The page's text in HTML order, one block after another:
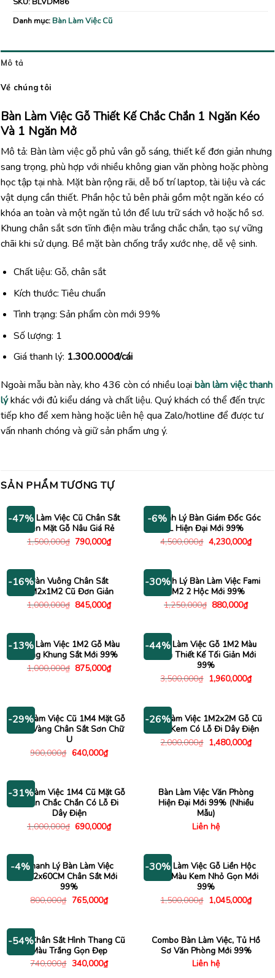
Danh mục:Bàn Làm Việc Cũ
Mô tả
Về chúng tôi
Bàn Làm Việc Gỗ Thiết Kế Chắc Chắn 1 Ngăn Kéo
Và 1 Ngăn Mở
Mô tả: Bàn làm việc gỗ phủ vân gỗ sáng, thiết kế đơn giản nhưng
sang trọng, phù hợp với nhiều không gian văn phòng hoặc phòng
học tập tại nhà. Mặt bàn rộng rãi, dễ bố trí laptop, tài liệu và các
vật dụng cần thiết. Phần hộc tủ bên phải gồm một ngăn kéo có
khóa an toàn và một ngăn tủ lớn để lưu trữ sách vở hoặc hồ sơ.
Khung chân sắt sơn tĩnh điện màu trắng chắc chắn, tạo sự vững
chãi khi sử dụng. Bề mặt bàn chống trầy xước nhẹ, dễ vệ sinh.
Chất liệu: Gỗ, chân sắt
Kích thước: Tiêu chuẩn
Tình trạng: Sản phẩm còn mới 99%
Số lượng: 1
Giá thanh lý: 1.300.000đ/cái
Ngoài mẫu bàn này, kho 436 còn có nhiều loại bàn làm việc thanh
lýkhác với đủ kiểu dáng và chất liệu. Quý khách có thể đến trực
tiếp kho để xem hàng hoặc liên hệ qua Zalo/hotline để được tư
vấn nhanh chóng và giữ sản phẩm ưng ý.
SẢN PHẨM TƯƠNG TỰ
-47%
Bàn Làm Việc Cũ Chân Sắt
Đen Mặt Gỗ Nâu Giá Rẻ
1,500,000₫ Giá
790,000₫Giá
hiện
790,000₫.
-6%
Thanh Lý Bàn Giám Đốc Góc
L Hiện Đại Mới 99%
4,500,000₫ Giá
gốc
4,230,000₫Giá
hiện
-16%Bàn Vuông Chân Sắt
1M2x1M2 Cũ Đơn Giản
1,000,000₫ Giá
845,000₫Giá
hiện
845,000₫.
-30%
Thanh Lý Bàn Làm Việc Fami
1M2 2 Hộc Mới 99%
1,250,000₫ Giá
880,000₫Giá
hiện
-13%
Bàn Làm Việc 1M2 Gỗ Màu
Sáng Khung Sắt Mới 99%
1,000,000₫ Giá
875,000₫Giá
hiện
-44%
Bàn Làm Việc Gỗ 1M2 Màu
Đen Thiết Kế Tối Giản Mới
99%
3,500,000₫ Giá
gốc
1,960,000₫Giá
hiện
-29%
Bàn Làm Việc Cũ 1M4 Mặt Gỗ
Vân Vàng Chân Sắt Sơn Chữ
U
900,000₫ Giá
640,000₫Giá
hiện
-26%
Bàn Làm Việc 1M2x2M Gỗ Cũ
Màu Kem Có Lỗ Đi Dây Điện
2,000,000₫ Giá
gốc
1,480,000₫Giá
hiện
-31%
Bàn Làm Việc 1M4 Cũ Mặt Gỗ
Chân Chắc Chắn Có Lỗ Đi
Dây Điện
1,000,000₫ Giá
690,000₫Giá
hiện
690,000₫.
Bàn Làm Việc Văn Phòng
Hiện Đại Mới 99% (Nhiều
Mẫu)
Liên hệ
-4%Thanh Lý Bàn Làm Việc
1M2x60CM Chân Sắt Mới
99%
800,000₫ Giá
765,000₫Giá
hiện
-30%
Bàn Làm Việc Gỗ Liền Hộc
Kéo Màu Kem Nhỏ Gọn Mới
99%
1,500,000₫ Giá
gốc
1,045,000₫Giá
hiện
-54%
Bàn Chân Sắt Hình Thang Cũ
Màu Trắng Gọn Đẹp
740,000₫ Giá
340,000₫Giá
hiện
Combo Bàn Làm Việc, Tủ Hồ
Sơ Văn Phòng Mới 99%
Liên hệ